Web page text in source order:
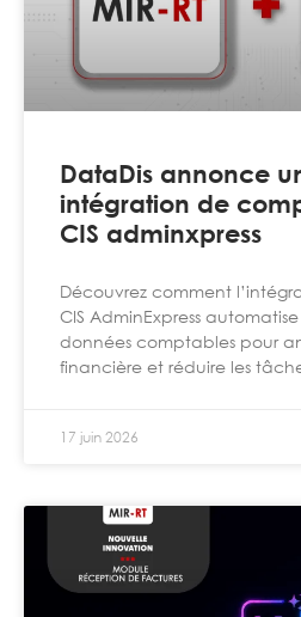
DataDis annonce
intégration de
CIS adminxpress
Découvrez comment
CIS AdminExpress
données comptables pour
financière et réduire les
17 juin 2026